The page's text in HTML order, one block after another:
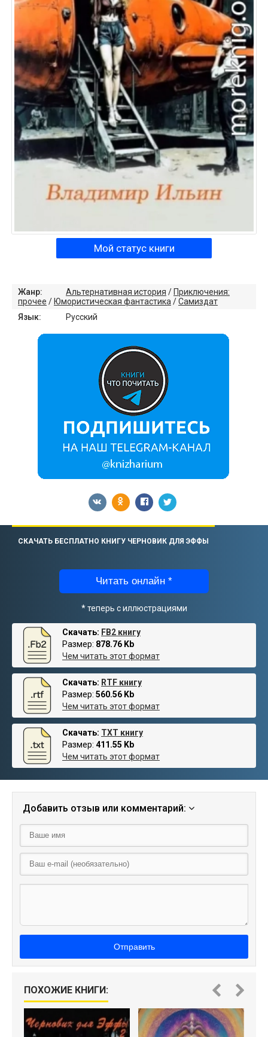
Мой статус книги
Жанр: Альтернативная история / Приключения:
прочее / Юмористическая фантастика /Самиздат
Язык:
Русский
СКАЧАТЬ БЕСПЛАТНО КНИГУ ЧЕРНОВИК ДЛЯ ЭФФЫ
Читать онлайн *
* теперь с иллюстрациями
Скачать: FB2 книгу
Размер: 878.76 Kb
Чем читать этот формат
Скачать: RTF книгу
Размер: 560.56 Kb
Чем читать этот формат
Скачать: TXT книгу
Размер: 411.55 Kb
Чем читать этот формат
Добавить отзыв или комментарий:
Отправить
ПОХОЖИЕ КНИГИ: